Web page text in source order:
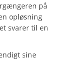
på
opløsning
svarer til en
sine